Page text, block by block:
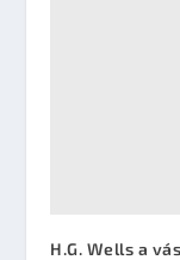
H.G. Wells a